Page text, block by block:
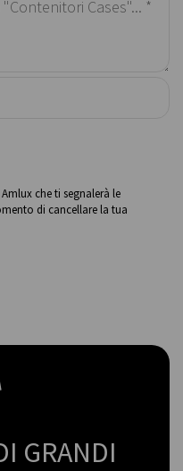
che ti segnalerà le
di cancellare la tua
GRANDI